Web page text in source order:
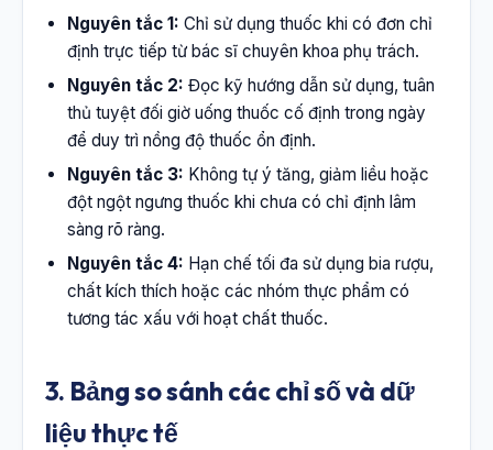
Nguyên tắc 1: Chỉ sử dụng thuốc khi có đơn chỉ
định trực tiếp từ bác sĩ chuyên khoa phụ trách.
Nguyên tắc 2: Đọc kỹ hướng dẫn sử dụng, tuân
thủ tuyệt đối giờ uống thuốc cố định trong ngày
để duy trì nồng độ thuốc ổn định.
Nguyên tắc 3: Không tự ý tăng, giảm liều hoặc
đột ngột ngưng thuốc khi chưa có chỉ định lâm
sàng rõ ràng.
Nguyên tắc 4: Hạn chế tối đa sử dụng bia rượu,
chất kích thích hoặc các nhóm thực phẩm có
tương tác xấu với hoạt chất thuốc.
3. Bảng so sánh các chỉ số và dữ
liệu thực tế